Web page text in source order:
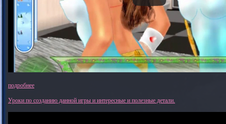
подробнее
Уроки по созданию данной игры и интересные и полезные детали.